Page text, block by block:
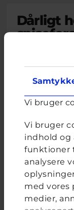
Vi bruger
Vi bruger
indhold og
funktioner
analysere
med vores
medier,
Dårligt
På
er en
med
at
Lukas,
svaret på